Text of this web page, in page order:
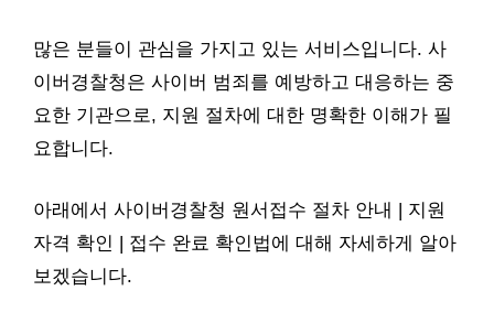
많은 분들이 관심을 가지고 있는 서비스입니다. 사
이버경찰청은 사이버 범죄를 예방하고 대응하는 중
요한 기관으로, 지원 절차에 대한 명확한 이해가 필
요합니다.
아래에서 사이버경찰청 원서접수 절차 안내 | 지원
자격 확인 | 접수 완료 확인법에 대해 자세하게 알아
보겠습니다.